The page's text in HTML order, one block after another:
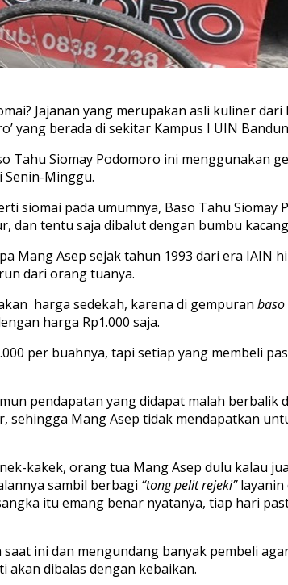
Jajanan yang merupakan asli kuliner
yang berada di sekitar Kampus I UIN
Tahu Siomay Podomoro ini menggunakan
Senin-Minggu.
siomai pada umumnya, Baso Tahu
tentu saja dibalut dengan bumbu
Mang Asep sejak tahun 1993 dari era IAIN
dari orang tuanya.
harga sedekah, karena di gempuran
harga Rp1.000 saja.
per buahnya, tapi setiap yang membeli
pendapatan yang didapat malah berbalik
sehingga Mang Asep tidak mendapatkan
kakek, orang tua Mang Asep dulu kalau
sambil berbagi “tong pelit rejeki”
itu emang benar nyatanya, tiap hari
ini dan mengundang banyak pembeli
dibalas dengan kebaikan.